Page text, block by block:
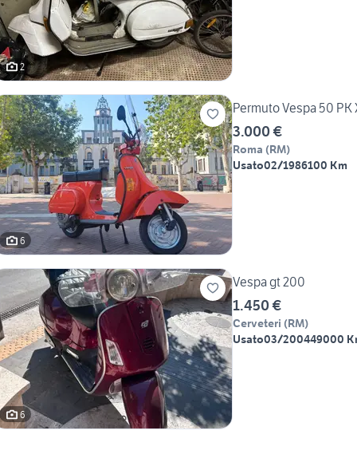
2
6
Permuto Vespa 50
3.000 €
Roma (RM)
Usato02/1986100 Km
6
Vespa gt 200
1.450 €
Cerveteri (RM)
Usato03/200449000